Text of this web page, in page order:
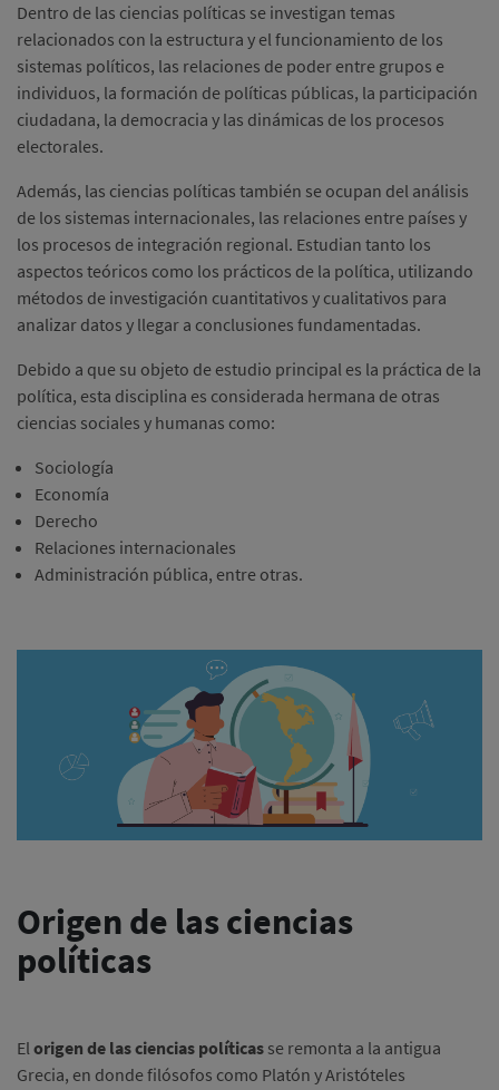
Dentro de las ciencias políticas se investigan temas
relacionados con la estructura y el funcionamiento de los
sistemas políticos, las relaciones de poder entre grupos e
individuos, la formación de políticas públicas, la participación
ciudadana, la democracia y las dinámicas de los procesos
electorales.
Además, las ciencias políticas también se ocupan del análisis
de los sistemas internacionales, las relaciones entre países y
los procesos de integración regional. Estudian tanto los
aspectos teóricos como los prácticos de la política, utilizando
métodos de investigación cuantitativos y cualitativos para
analizar datos y llegar a conclusiones fundamentadas.
Debido a que su objeto de estudio principal es la práctica de la
política, esta disciplina es considerada hermana de otras
ciencias sociales y humanas como:
Sociología
Economía
Derecho
Relaciones internacionales
Administración pública, entre otras.
Origen de las ciencias
políticas
Elorigen de las ciencias políticas se remonta a la antigua
Grecia, en donde filósofos como Platón y Aristóteles